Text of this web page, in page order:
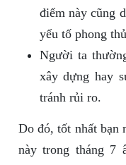
điểm này cũng
yếu tố phong
Người ta
xây dựng hay
tránh rủi ro.
Do đó, tốt nhất bạn
này trong tháng 7